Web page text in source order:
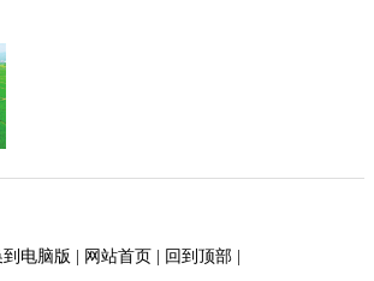
电脑版 | 网站首页| 回到顶部|